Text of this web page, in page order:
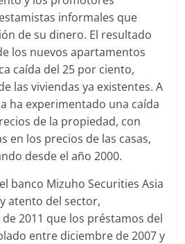
informales que
de su dinero. El resultado
los nuevos apartamentos
caída del 25 por ciento,
las viviendas ya existentes. A
ha experimentado una caída
de la propiedad, con
en los precios de las casas,
desde el año 2000.
banco Mizuho Securities Asia
atento del sector,
2011 que los préstamos del
entre diciembre de 2007 y